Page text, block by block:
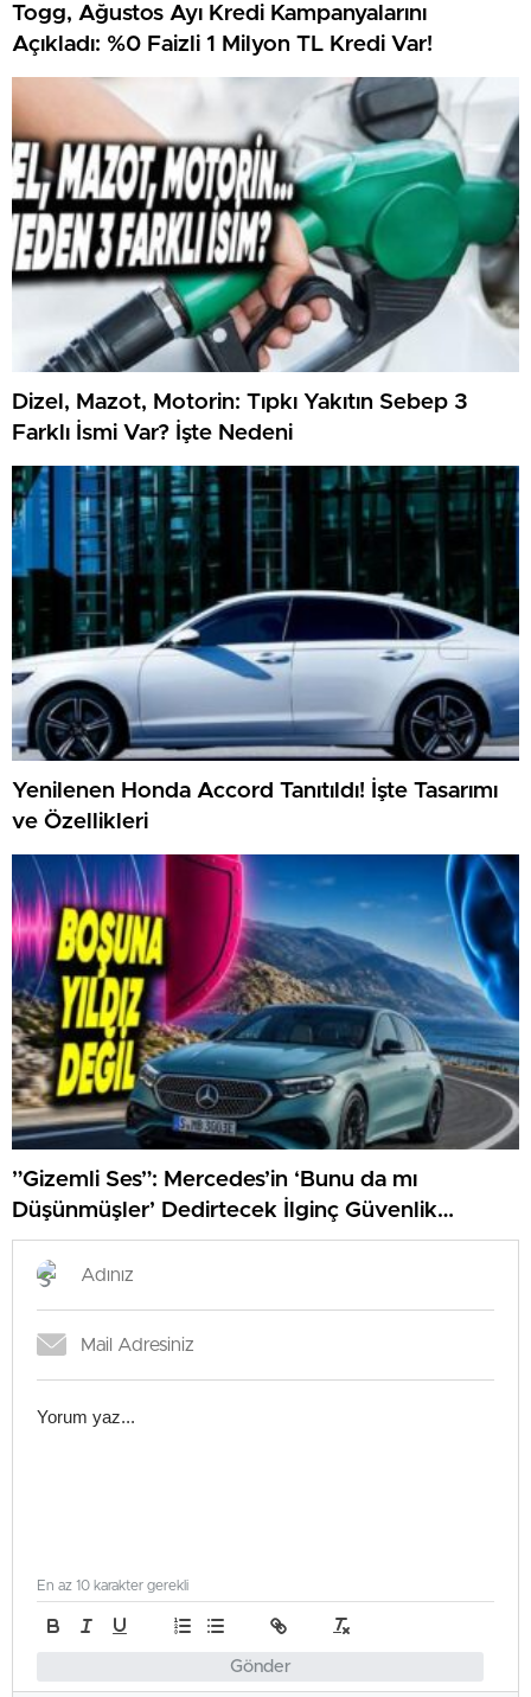
Togg, Ağustos Ayı Kredi Kampanyalarını
Açıkladı: %0 Faizli 1 Milyon TL Kredi Var!
Dizel, Mazot, Motorin: Tıpkı Yakıtın Sebep 3
Farklı İsmi Var? İşte Nedeni
Yenilenen Honda Accord Tanıtıldı! İşte Tasarımı
ve Özellikleri
”Gizemli Ses”: Mercedes’in ‘Bunu da mı
Düşünmüşler’ Dedirtecek İlginç Güvenlik
Özelliği
Gönder
En az 10 karakter gerekli